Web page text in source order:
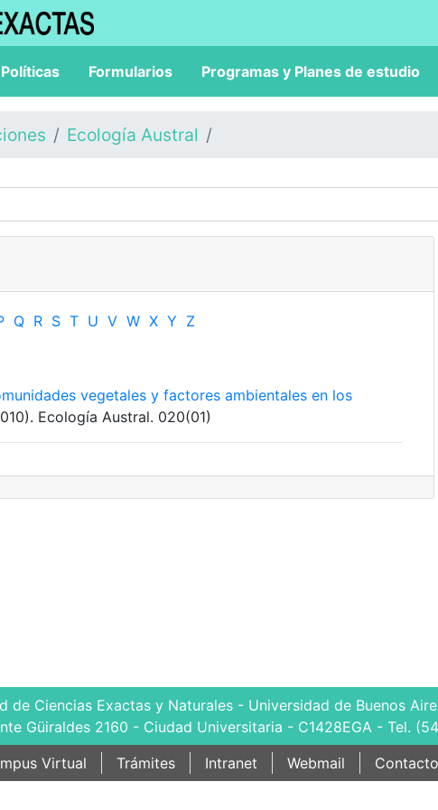
Políticas Formularios Programas y Planes de estudio
Ecología Austral
Q R S T U V W X Y Z
vegetales y factores ambientales en los
Ecología Austral. 020(01)
de Ciencias Exactas y Naturales - Universidad de Buenos
Güiraldes 2160 - Ciudad Universitaria - C1428EGA - Tel.
Virtual Trámites Intranet Webmail Contacto